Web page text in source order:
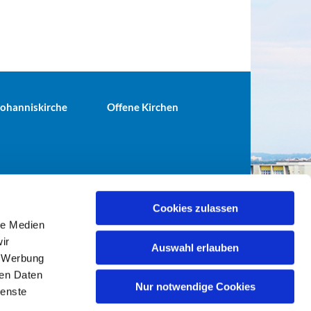
Medien
Daten
Cookies zulassen
Auswahl erlauben
Nur notwendige Cookies
Offene Kirchen
gemeinde-tiergarten.de